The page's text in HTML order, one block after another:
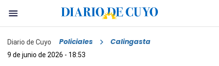
Diario de Cuyo Policiales Calingasta
9 de junio de 2026 - 18:53